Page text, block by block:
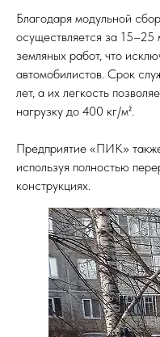
Благодаря модульной
осуществляется за 15–25
земляных работ, что
автомобилистов. Срок
лет, а их легкость
нагрузку до 400 кг/м².
Предприятие «ПИК»
используя полностью
конструкциях.